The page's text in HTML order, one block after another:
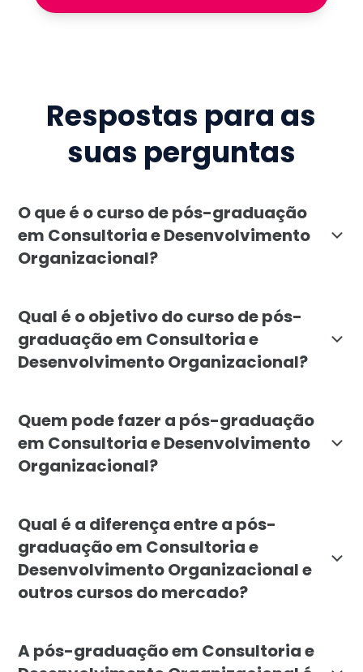
Respostas para as
suas perguntas
O que é o curso de pós-graduação
em Consultoria e Desenvolvimento
Organizacional?
Qual é o objetivo do curso de pós-
graduação em Consultoria e
Desenvolvimento Organizacional?
Quem pode fazer a pós-graduação
em Consultoria e Desenvolvimento
Organizacional?
Qual é a diferença entre a pós-
graduação em Consultoria e
Desenvolvimento Organizacional e
outros cursos do mercado?
A pós-graduação em Consultoria e